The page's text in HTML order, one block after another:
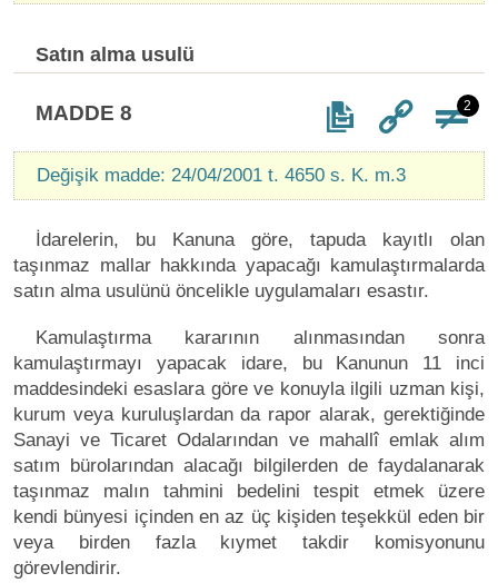
Satın alma usulü
MADDE 8 2
Değişik madde: 24/04/2001 t. 4650 s. K. m.3
İdarelerin, bu Kanuna göre, tapuda kayıtlı olan
taşınmaz mallar hakkında yapacağı kamulaştırmalarda
satın alma usulünü öncelikle uygulamaları esastır.
Kamulaştırma kararının alınmasından sonra
kamulaştırmayı yapacak idare, bu Kanunun 11 inci
maddesindeki esaslara göre ve konuyla ilgili uzman kişi,
kurum veya kuruluşlardan da rapor alarak, gerektiğinde
Sanayi ve Ticaret Odalarından ve mahallî emlak alım
satım bürolarından alacağı bilgilerden de faydalanarak
taşınmaz malın tahmini bedelini tespit etmek üzere
kendi bünyesi içinden en az üç kişiden teşekkül eden bir
veya birden fazla kıymet takdir komisyonunu
görevlendirir.